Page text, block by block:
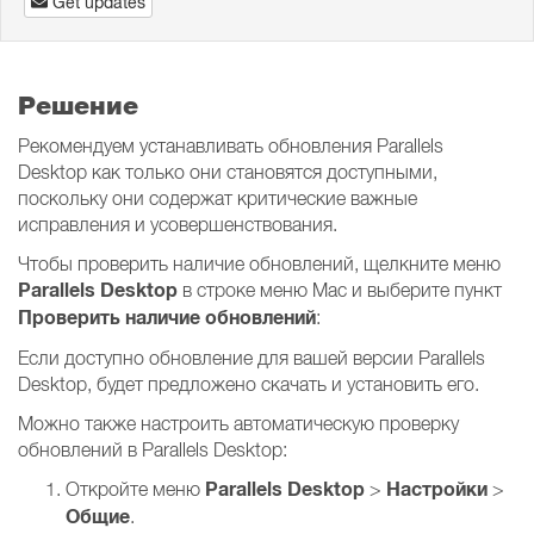
Решение
Рекомендуем устанавливать обновления Parallels
Desktop как только они становятся доступными,
поскольку они содержат критические важные
исправления и усовершенствования.
Чтобы проверить наличие обновлений, щелкните меню
Parallels Desktop в строке меню Mac и выберите пункт
Проверить наличие обновлений:
Если доступно обновление для вашей версии Parallels
Desktop, будет предложено скачать и установить его.
Можно также настроить автоматическую проверку
обновлений в Parallels Desktop:
Откройте меню Parallels Desktop > Настройки >
Общие.